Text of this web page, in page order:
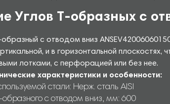
Углов Т-образных с
образный с отводом вниз
и в горизонтальной
лотками, с перфорацией или без нее.
характеристики и особенности:
стали: Нерж. сталь AISI
с отводом вниз, мм: 600